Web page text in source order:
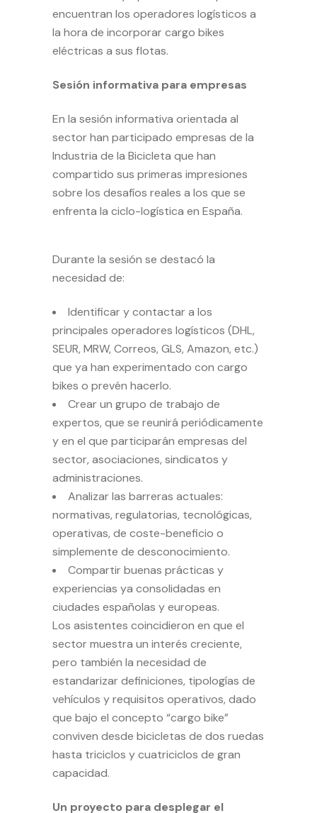
encuentran los operadores logísticos a
la hora de incorporar cargo bikes
eléctricas a sus flotas.
Sesión informativa para empresas
En la sesión informativa orientada al
sector han participado empresas de la
Industria de la Bicicleta que han
compartido sus primeras impresiones
sobre los desafíos reales a los que se
enfrenta la ciclo-logística en España.
Durante la sesión se destacó la
necesidad de:
Identificar y contactar a los
principales operadores logísticos (DHL,
SEUR, MRW, Correos, GLS, Amazon, etc.)
que ya han experimentado con cargo
bikes o prevén hacerlo.
Crear un grupo de trabajo de
expertos, que se reunirá periódicamente
y en el que participarán empresas del
sector, asociaciones, sindicatos y
administraciones.
Analizar las barreras actuales:
normativas, regulatorias, tecnológicas,
operativas, de coste-beneficio o
simplemente de desconocimiento.
Compartir buenas prácticas y
experiencias ya consolidadas en
ciudades españolas y europeas.
Los asistentes coincidieron en que el
sector muestra un interés creciente,
pero también la necesidad de
estandarizar definiciones, tipologías de
vehículos y requisitos operativos, dado
que bajo el concepto “cargo bike”
conviven desde bicicletas de dos ruedas
hasta triciclos y cuatriciclos de gran
capacidad.
Un proyecto para desplegar el